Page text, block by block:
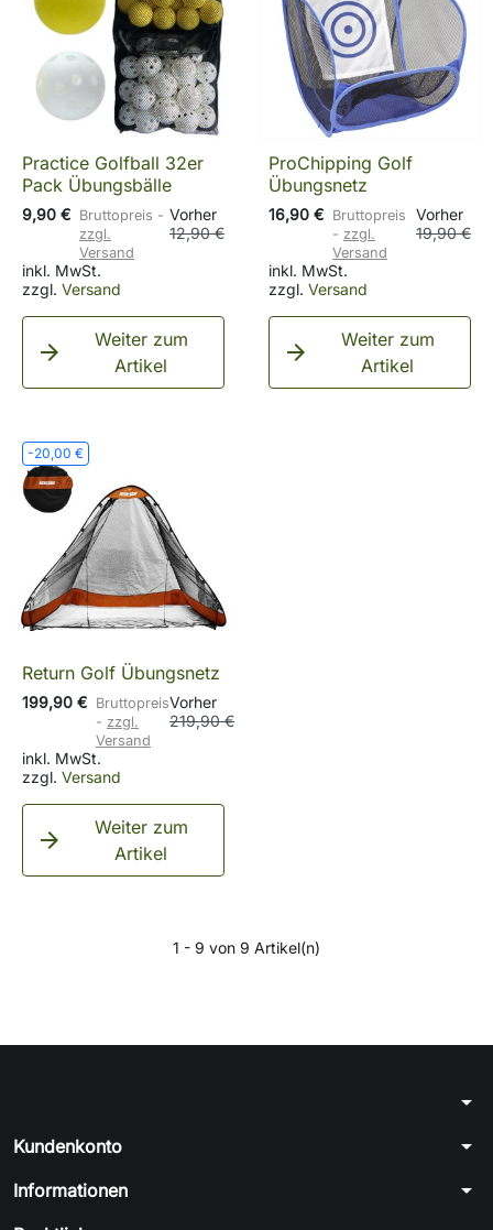
Practice Golfball 32er
Pack Übungsbälle
9,90 € Bruttopreis
zzgl.
Versand
Vorher
12,90 €
inkl. MwSt.
zzgl. Versand

Weiter zum
Artikel
ProChipping Golf
Übungsnetz
16,90 € Bruttopreis
zzgl.
Versand
Vorher
19,90 €
inkl. MwSt.
zzgl. Versand

Weiter zum
Artikel
-20,00 €
Return Golf Übungsnetz
199,90 € Bruttopreis
zzgl.
Versand
Vorher
219,90 €
inkl. MwSt.
zzgl. Versand

Weiter zum
Artikel
1 - 9 von 9 Artikel(n)
arrow_drop_down
Kundenkonto arrow_drop_down
Informationen arrow_drop_down